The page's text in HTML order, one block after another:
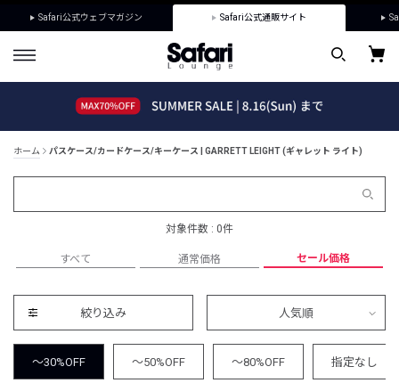
Safari公式ウェブマガジン Safari公式通販サイト
ホーム パスケース/カードケース/キーケース | GARRETT LEIGHT (ギャレット ライト)
対象件数 : 0件
すべて 通常価格 セール価格
絞り込み 人気順
～30%OFF ～50%OFF ～80%OFF 指定なし